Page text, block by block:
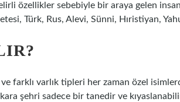
özellikler sebebiyle bir araya gelen
Türk, Rus, Alevi, Sünni, Hıristiyan,
farklı varlık tipleri her zaman özel
şehri sadece bir tanedir ve